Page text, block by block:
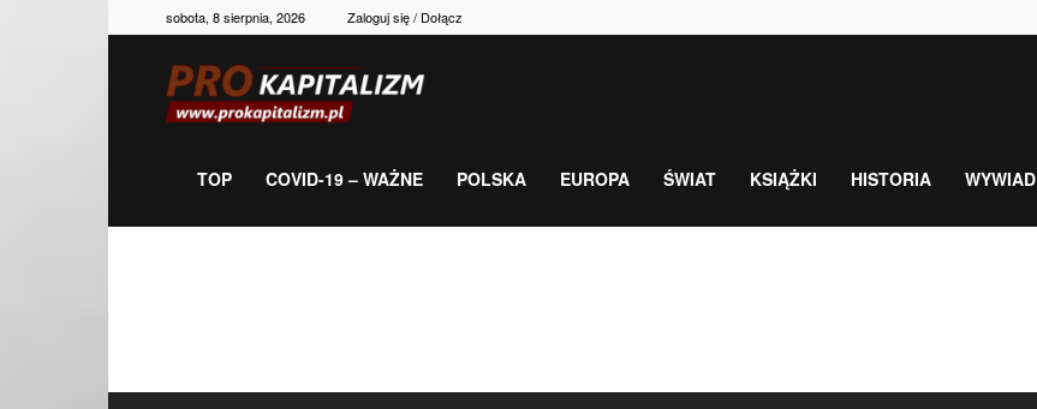
sobota, 8 sierpnia, 2026 Zaloguj się / Dołącz
gospodarka,
TOP COVID-19 – WAŻNE POLSKA EUROPA ŚWIAT KSIĄŻKI HISTORIA WYWIAD